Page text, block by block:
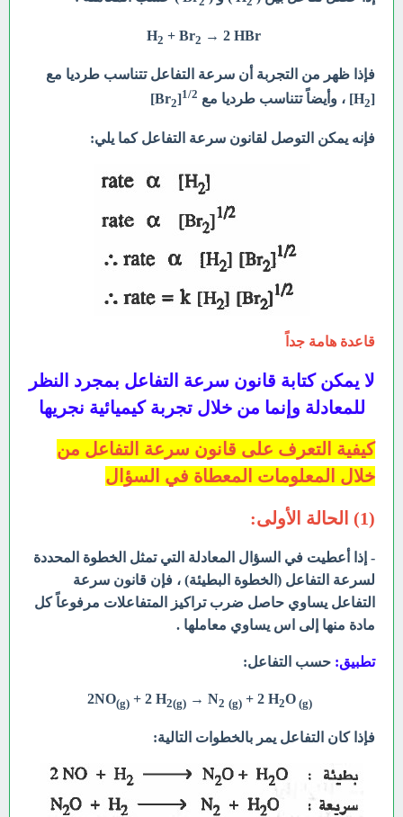
H2 + Br2 → 2 HBr
فإذا ظهر من التجربة أن سرعة التفاعل تتناسب طرديا مع
[H
2 ] ، وأيضاً تتناسب طرديا مع 1/2
[Br
2
]
فإنه يمكن التوصل لقانون سرعة التفاعل كما يلي:
قاعدة هامة جداً
لا يمكن كتابة قانون سرعة التفاعل بمجرد النظر
للمعادلة وإنما من خلال تجربة كيميائية نجريها
كيفية التعرف على قانون سرعة التفاعل من
خلال المعلومات المعطاة في السؤال
(1) الحالة الأولى:
- إذا أعطيت في السؤال المعادلة التي تمثل الخطوة المحددة
لسرعة التفاعل (الخطوة البطيئة) ، فإن قانون سرعة
التفاعل يساوي حاصل ضرب تراكيز المتفاعلات مرفوعاً كل
مادة منها إلى اس يساوي معاملها .
تطبيق: حسب التفاعل:
(g) + 2 H2(g) → N2 (g) + 2 H2O (g)
فإذا كان التفاعل يمر بالخطوات التالية: